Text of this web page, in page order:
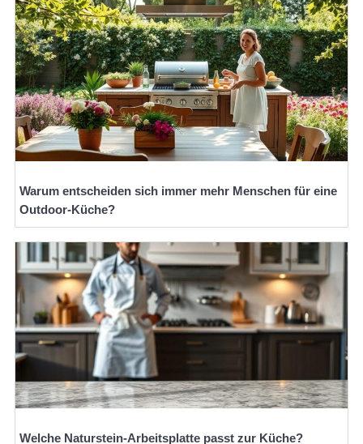
Warum entscheiden sich immer mehr Menschen für eine
Outdoor-Küche?
Welche Naturstein-Arbeitsplatte passt zur Küche?